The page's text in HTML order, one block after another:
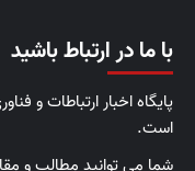
با ما در ارتباط باشید
پایگاه اخبار ارتباطات و
است.